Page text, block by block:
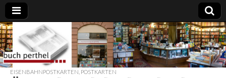
Buchhandlung
EISENBAHNPOSTKARTEN POSTKARTEN